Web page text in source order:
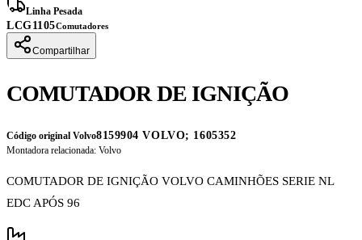
Linha Pesada
LCG1105Comutadores
Compartilhar
COMUTADOR DE IGNIÇÃO
Código original Volvo8159904 VOLVO; 1605352
Montadora relacionada: Volvo
COMUTADOR DE IGNIÇÃO VOLVO CAMINHÕES SERIE NL
EDC APÓS 96